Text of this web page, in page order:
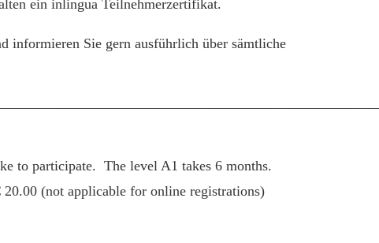
ein inlingua Teilnehmerzertifikat.
informieren Sie gern ausführlich über sämtliche
to participate. The level A1 takes 6 months.
(not applicable for online registrations)